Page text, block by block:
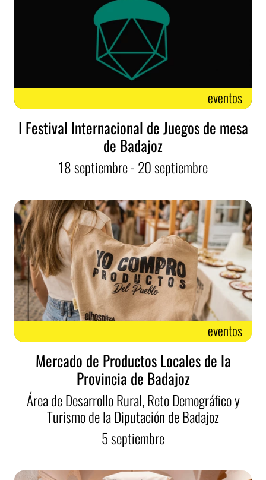
eventos
I Festival Internacional de Juegos de mesa
de Badajoz
18septiembre- 20septiembre
eventos
Mercado de Productos Locales de la
Provincia de Badajoz
Área de Desarrollo Rural, Reto Demográfico y
Turismo de la Diputación de Badajoz
5septiembre